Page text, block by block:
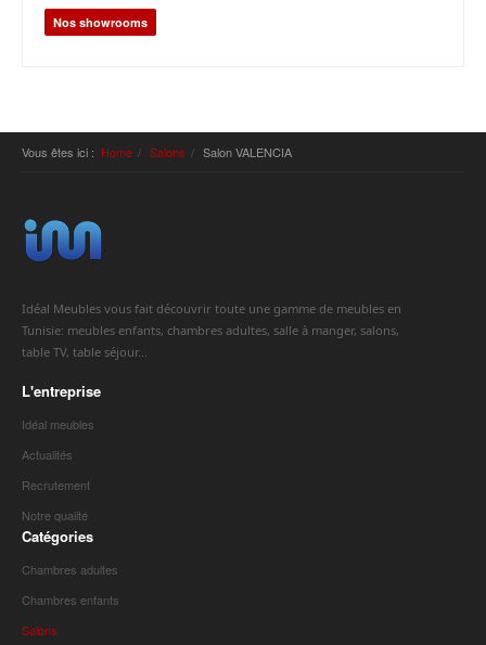
Nos showrooms
Vous êtes ici : Home Salons Salon VALENCIA
Idéal Meubles vous fait découvrir toute une gamme de meubles en
Tunisie: meubles enfants, chambres adultes, salle à manger, salons,
table TV, table séjour...
L'entreprise
Idéal meubles
Actualités
Recrutement
Notre qualité
Catégories
Chambres adultes
Chambres enfants
Salons